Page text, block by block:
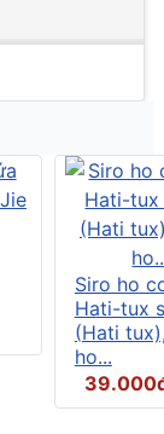
Siro ho
Hati-tux
(Hati
ho...